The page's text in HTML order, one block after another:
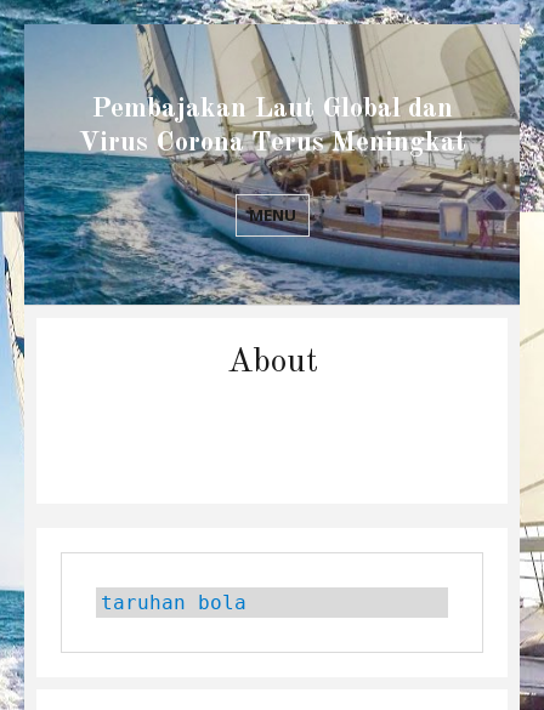
Pembajakan Laut Global dan
Virus Corona Terus Meningkat
MENU
About
taruhan bola